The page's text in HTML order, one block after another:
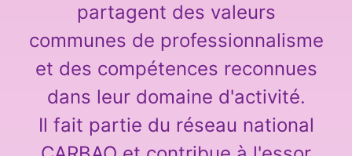
partagent des valeurs
communes de professionnalisme
et des compétences reconnues
dans leur domaine d'activité.
Il fait partie du réseau national